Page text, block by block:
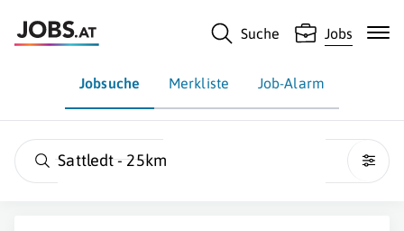
Suche Jobs
Jobsuche Merkliste Job-Alarm
Sattledt - 25km